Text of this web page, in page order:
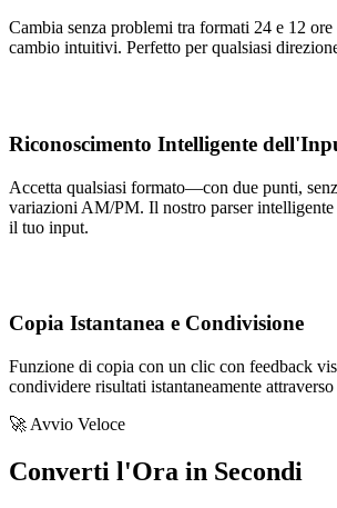
Cambia senza problemi tra formati 24 e 12
cambio intuitivi. Perfetto per qualsiasi
Riconoscimento Intelligente
Accetta qualsiasi formato—con due punti,
variazioni AM/PM. Il nostro parser intelligente
il tuo input.
Copia Istantanea e Condivisione
Funzione di copia con un clic con feedback
condividere risultati istantaneamente
🚀 Avvio Veloce
Converti l'Ora in Secondi